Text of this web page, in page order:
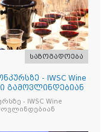
საზოგადოება
- IWSC Wine
გამოვლინდებიან
Wine